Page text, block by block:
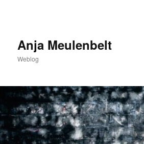
inhoudAnja Meulenbelt
Weblog